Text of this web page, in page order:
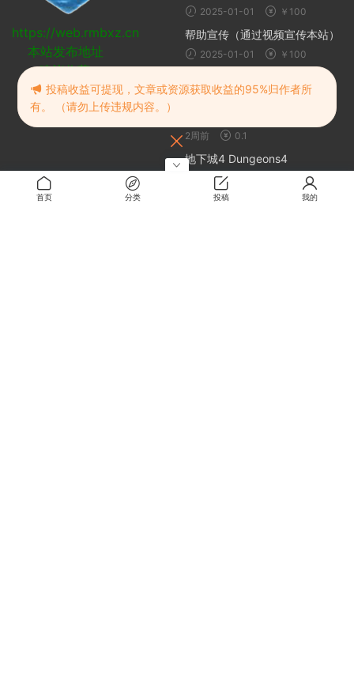
https://web.rmbxz.cn
本站发布地址
建议收藏
2025-01-01 ￥100
帮助宣传（通过视频宣传本站）
2025-01-01 ￥100
随机推荐
2周前 0.1
地下城4 Dungeons4
2024-10-20
大富翁11
首页 分类 投稿 我的
投稿收益可提现，文章或资源获取收益的95%归作者所
有。 （请勿上传违规内容。）